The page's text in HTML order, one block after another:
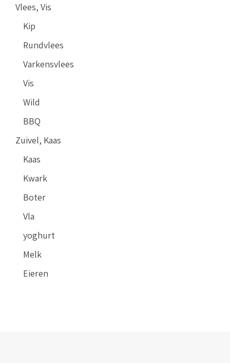
Vlees, Vis
Kip
Rundvlees
Varkensvlees
Vis
Wild
BBQ
Zuivel, Kaas
Kaas
Kwark
Boter
Vla
yoghurt
Melk
Eieren